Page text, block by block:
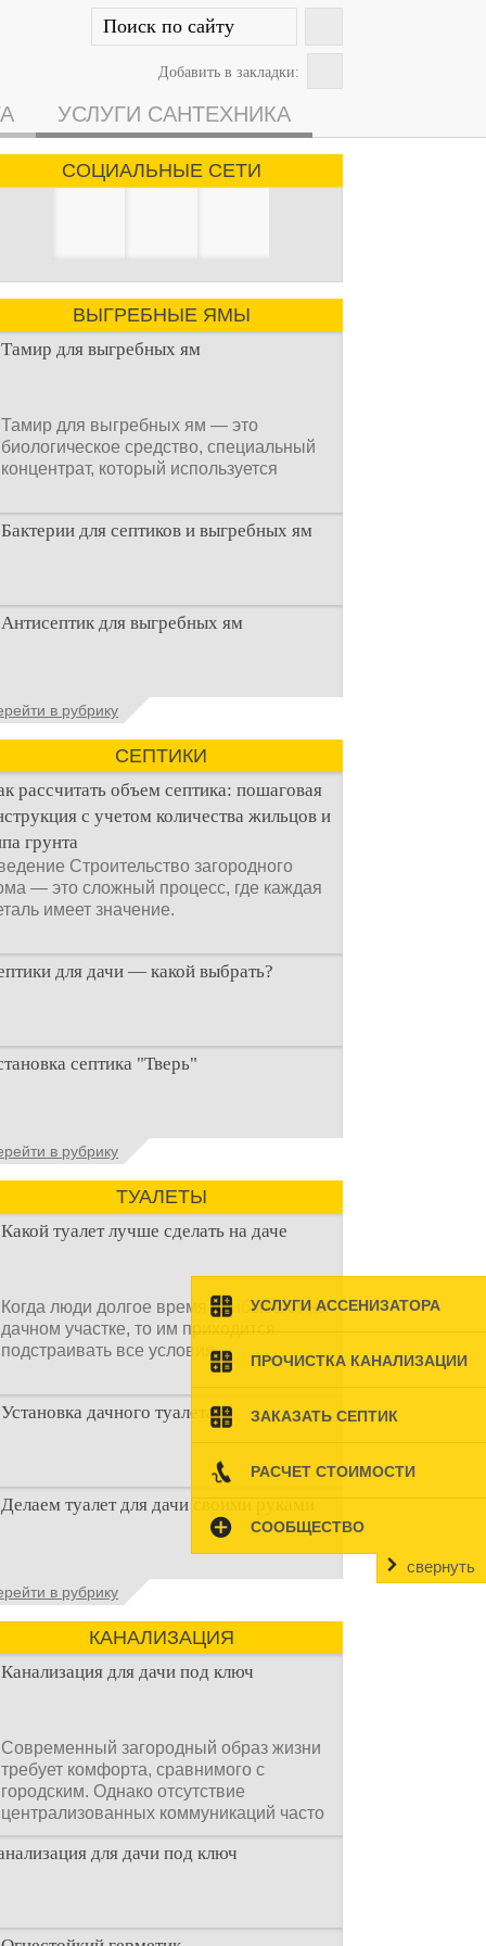
УСЛУГИ АССЕНИЗАТОРА
ПРОЧИСТКА КАНАЛИЗАЦИИ
ЗАКАЗАТЬ СЕПТИК
РАСЧЕТ СТОИМОСТИ
СООБЩЕСТВО
свернуть
Добавить в закладки:
УСЛУГИ САНТЕХНИКА
СОЦИАЛЬНЫЕ СЕТИ
ВЫГРЕБНЫЕ ЯМЫ
Тамир для выгребных ям
Тамир для выгребных ям — это
биологическое средство, специальный
концентрат, который используется
Бактерии для септиков и выгребных ям
Очистка канализационного стока или
выгребной ямой всегда являлась не
Антисептик для выгребных ям
Общие сведения об антисептиках
Антисептик для выгребных ям – это
специальные препараты, которые
в рубрику
СЕПТИКИ
рассчитать объем септика: пошаговая
с учетом количества жильцов и
грунта
Строительство загородного
— это сложный процесс, где каждая
имеет значение.
для дачи — какой выбрать?
строительстве дачи одной из
задач становится
септика "Тверь"
септика Тверь - важнейший
утилизации сточных вод в частных
и на загородных
в рубрику
ТУАЛЕТЫ
Какой туалет лучше сделать на даче
Когда люди долгое время прибывают на
дачном участке, то им приходится
подстраивать все условия
Установка дачного туалета
Наличие туалета на даче не является
необходимостью для каждого дачника.
Но многие люди думают, что
Делаем туалет для дачи своими руками
Туалеты для дачи – это устройства, с
которых начинается благоустройство
дачного участка, частного
в рубрику
КАНАЛИЗАЦИЯ
Канализация для дачи под ключ
Современный загородный образ жизни
требует комфорта, сравнимого с
городским. Однако отсутствие
централизованных коммуникаций часто
становится главным препятствием.
Многие владельцы ошибочно полагают,
для дачи под ключ